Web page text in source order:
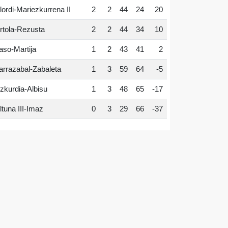
Mariezkurrena II 2 2 44 24 20
Rezusta 2 2 44 34 10
Martija 1 2 43 41 2
Zabaleta 1 3 59 64 -5
Albisu 1 3 48 65 -17
III-Imaz 0 3 29 66 -37